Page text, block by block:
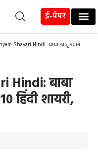
ई-पेपर
Hindi: बाबा खाटू श्याम की पढ़े Top 10 हिंदी शायरी, सभी को भेजें
Hindi: बाबा
हिंदी शायरी,